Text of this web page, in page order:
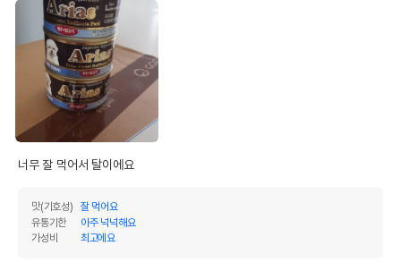
너무 잘 먹어서 탈이에요
맛(기호성)
잘 먹어요
유통기한
아주 넉넉해요
가성비
최고에요